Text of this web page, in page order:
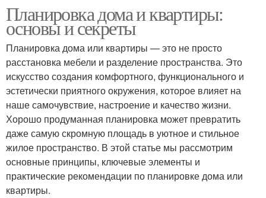
Планировка дома и квартиры:
основы и секреты
Планировка дома или квартиры — это не просто
расстановка мебели и разделение пространства. Это
искусство создания комфортного, функционального и
эстетически приятного окружения, которое влияет на
наше самочувствие, настроение и качество жизни.
Хорошо продуманная планировка может превратить
даже самую скромную площадь в уютное и стильное
жилое пространство. В этой статье мы рассмотрим
основные принципы, ключевые элементы и
практические рекомендации по планировке дома или
квартиры.